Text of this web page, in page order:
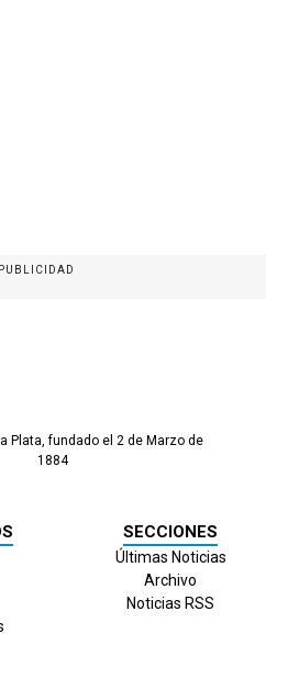
PUBLICIDAD
Plata, fundado el 2 de Marzo de
1884
SECCIONES
Últimas Noticias
Archivo
Noticias RSS